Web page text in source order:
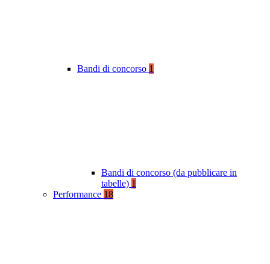
Bandi di concorso 1
Bandi di concorso (da pubblicare in
tabelle) 1
Performance 18